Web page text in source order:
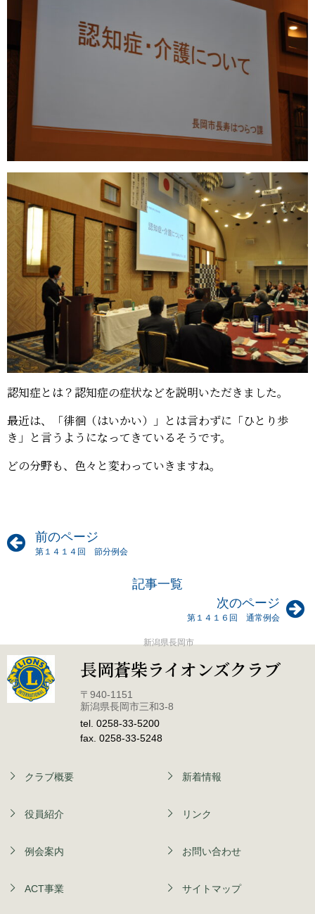
認知症とは？認知症の症状などを説明いただきました。
最近は、「徘徊（はいかい）」とは言わずに「ひとり歩
き」と言うようになってきているそうです。
どの分野も、色々と変わっていきますね。
前のページ
第１４１４回 節分例会
記事一覧
次のページ
第１４１６回 通常例会
新潟県長岡市
長岡蒼柴ライオンズクラブ
〒940-1151
新潟県長岡市三和3-8
tel. 0258-33-5200
fax. 0258-33-5248
クラブ概要
役員紹介
例会案内
ACT事業
新着情報
リンク
お問い合わせ
サイトマップ